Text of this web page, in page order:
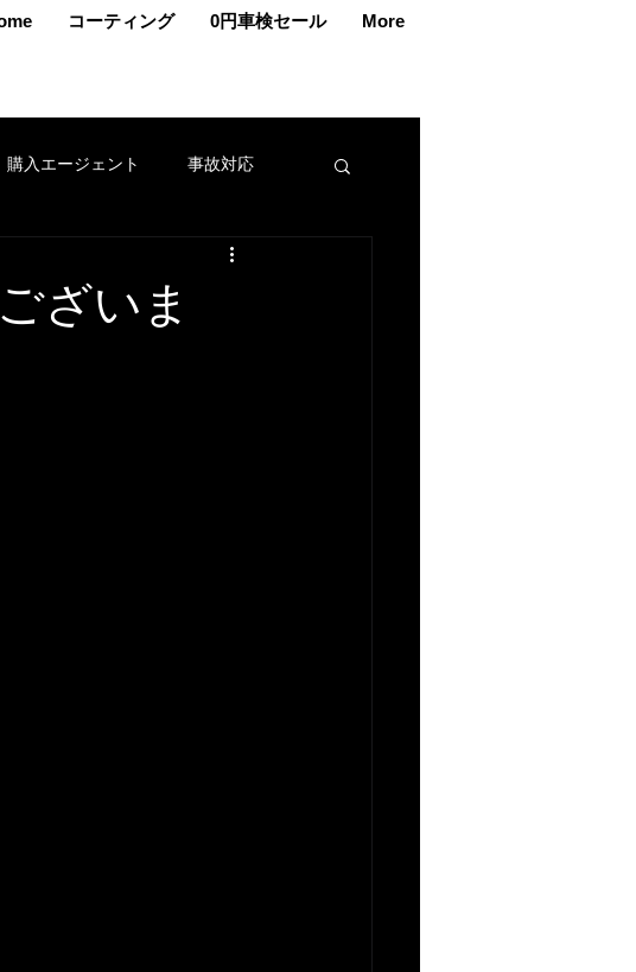
コーティング 0円車検セール More
購入エージェント 事故対応
車メンテナンス
ざいま